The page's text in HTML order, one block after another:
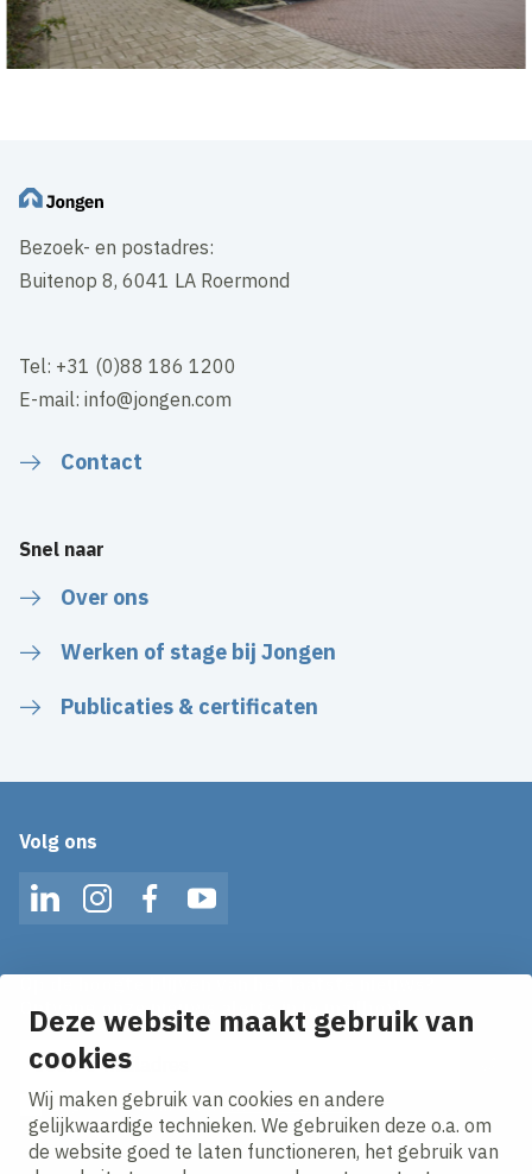
Deze website maakt gebruik van
cookies
Wij maken gebruik van cookies en andere
gelijkwaardige technieken. We gebruiken deze o.a. om
de website goed te laten functioneren, het gebruik van
Bezoek- en postadres:
Buitenop 8, 6041 LA Roermond
Tel: +31 (0)88 186 1200
E-mail: info@jongen.com
Contact
Snel naar
Over ons
Werken of stage bij Jongen
Publicaties & certificaten
Volg ons
LinkedInInstagramFacebookYouTube
Ontvang onze nieuws alerts in je mailbox!
E-mailadres
Ik ga akkoord met hetprivacy statement.